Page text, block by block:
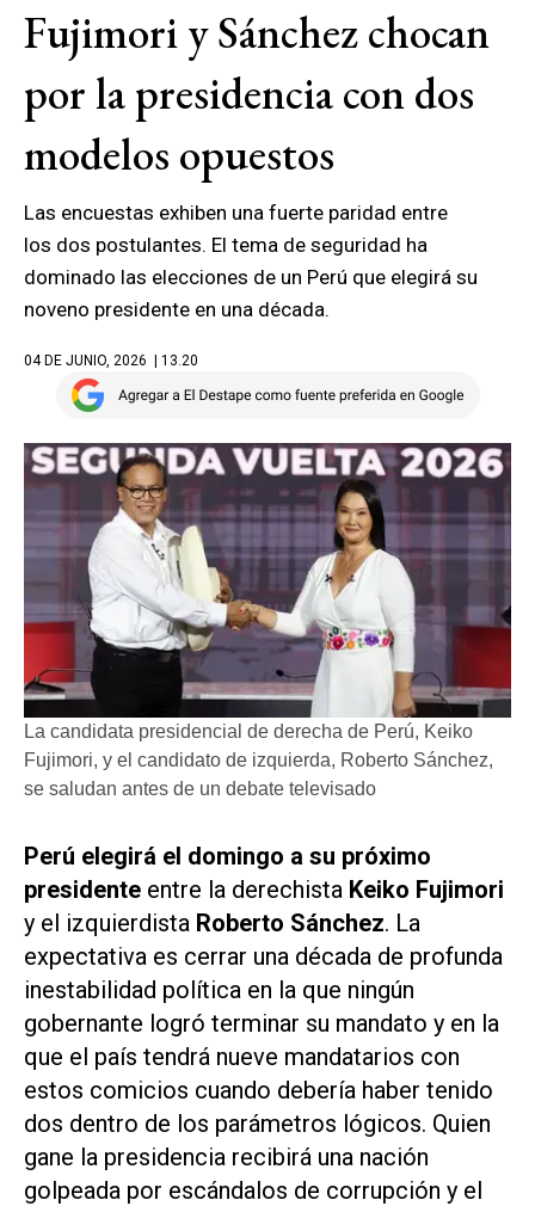
Fujimori y Sánchez chocan
por la presidencia con dos
modelos opuestos
Las encuestas exhiben una fuerte paridad entre
los dos postulantes. El tema de seguridad ha
dominado las elecciones de un Perú que elegirá su
noveno presidente en una década.
04 DE JUNIO, 2026 | 13.20
La candidata presidencial de derecha de Perú, Keiko
Fujimori, y el candidato de izquierda, Roberto Sánchez,
se saludan antes de un debate televisado
Perú elegirá ​el domingo a su próximo
presidente entre la derechista Keiko Fujimori
y el izquierdista Roberto Sánchez. La
expectativa es cerrar una década de profunda
inestabilidad política en la que ningún
gobernante logró terminar ‌su mandato y en la
que el país tendrá nueve mandatarios con
estos comicios cuando debería haber tenido
dos dentro de los parámetros lógicos. Quien
gane la presidencia recibirá una nación
‌golpeada por escándalos de corrupción y el